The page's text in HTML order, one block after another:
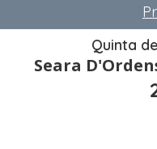
Quinta
Seara